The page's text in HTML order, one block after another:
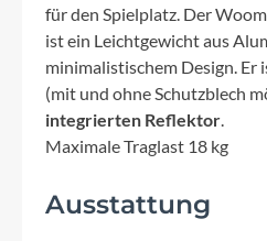
für den Spielplatz. Der
ist ein Leichtgewicht aus
minimalistischem Design. Er
(mit und ohne Schutzblech
integrierten Reflektor.
Maximale Traglast 18 kg
Ausstattung